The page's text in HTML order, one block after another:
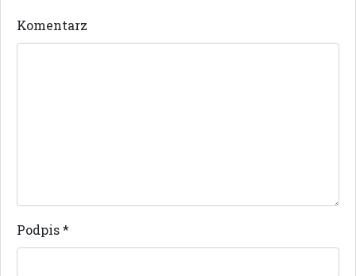
Komentarz
Podpis*